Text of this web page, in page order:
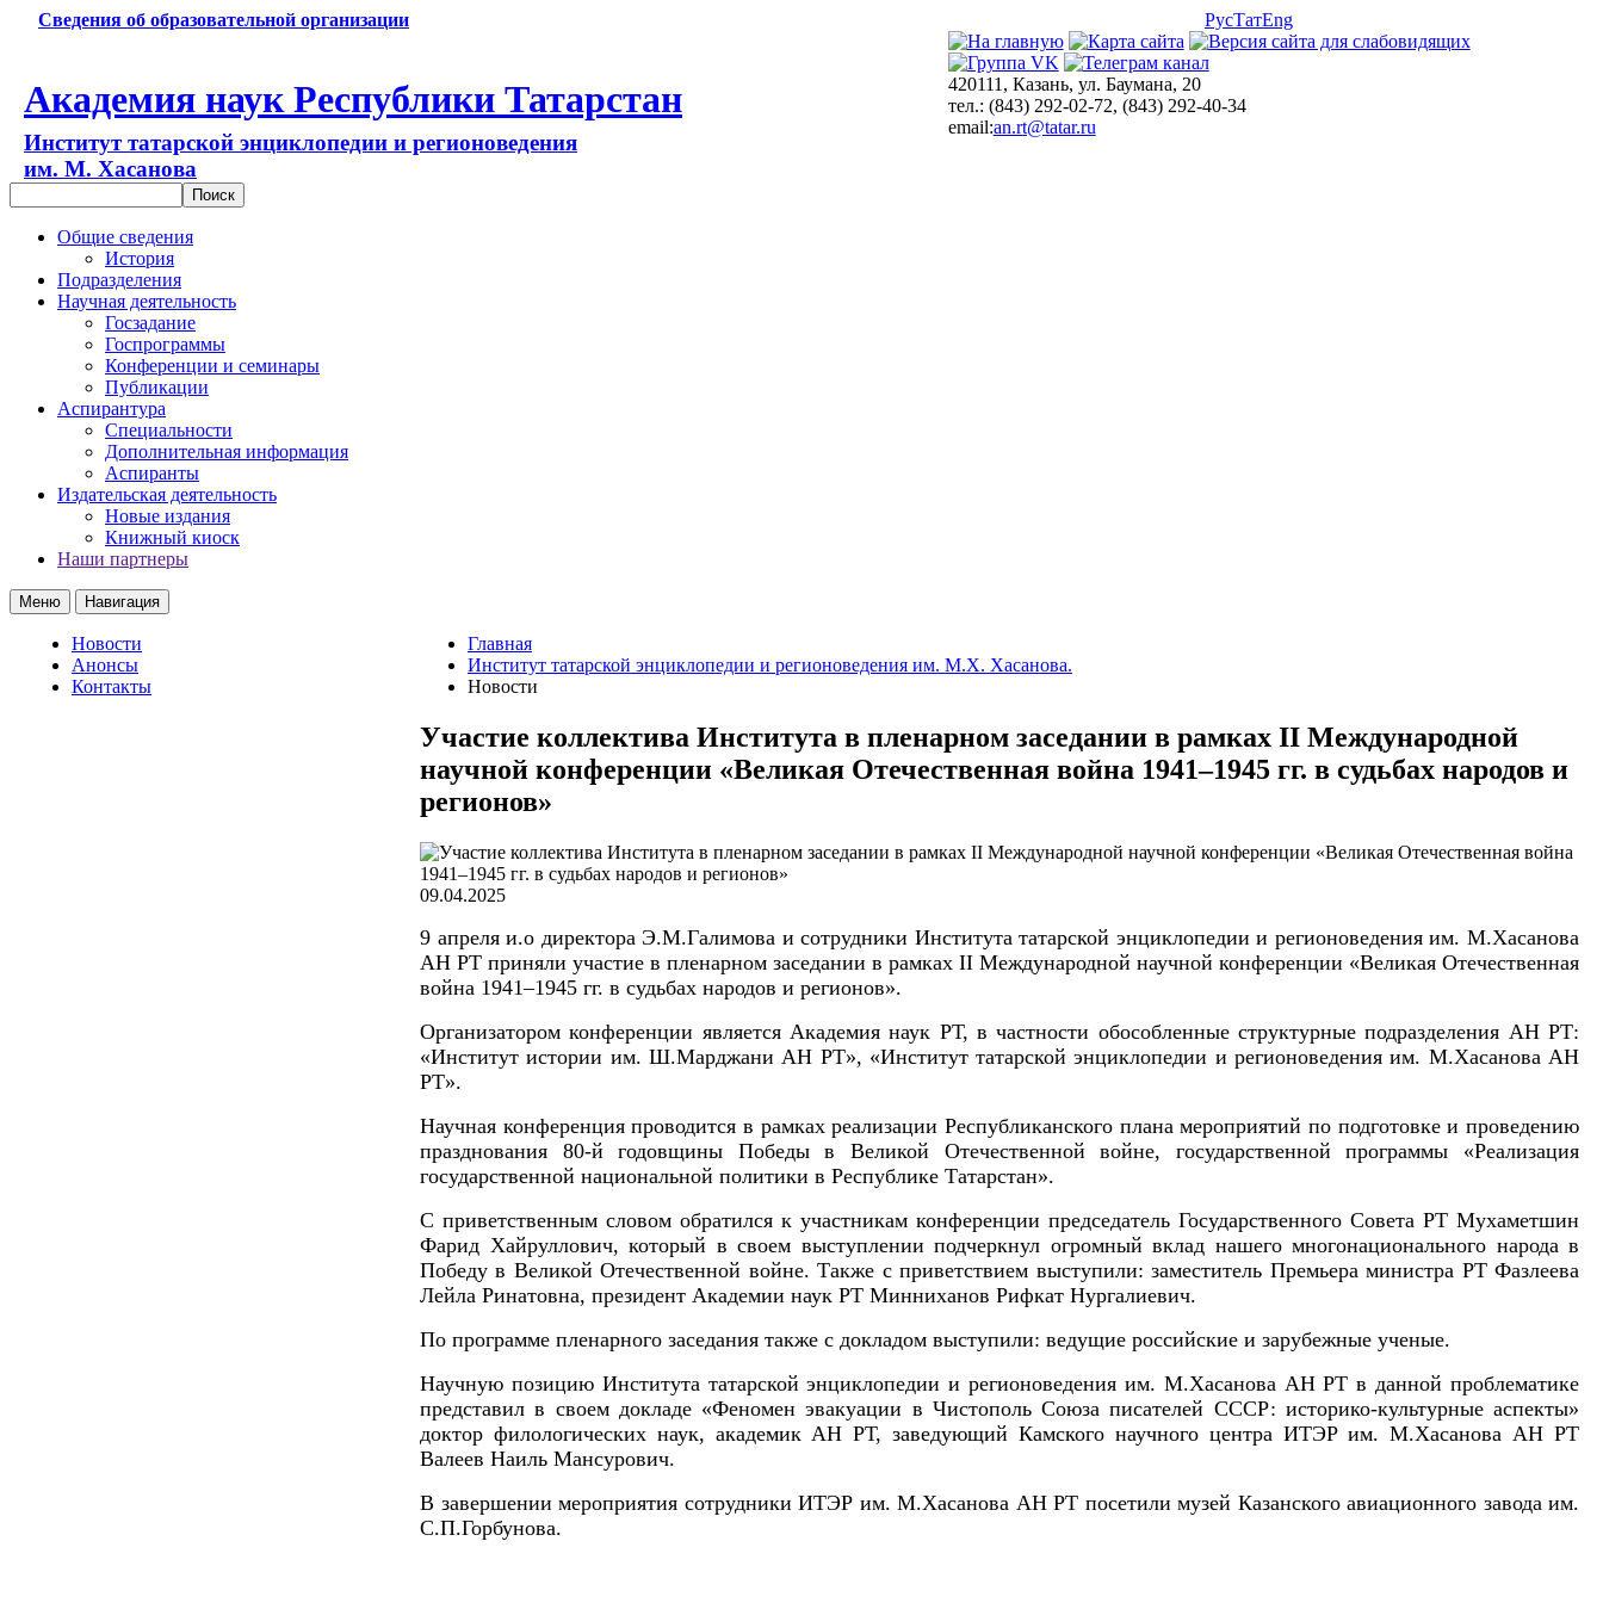
Сведения об образовательной организации РусТатEng
Академия наук Республики Татарстан
Институт татарской энциклопедии и регионоведения
им. М. Хасанова
420111, Казань, ул. Баумана, 20
тел.: (843) 292-02-72, (843) 292-40-34
email:an.rt@tatar.ru
Общие сведения
История
Подразделения
Научная деятельность
Госзадание
Госпрограммы
Конференции и семинары
Публикации
Аспирантура
Специальности
Дополнительная информация
Аспиранты
Издательская деятельность
Новые издания
Книжный киоск
Наши партнеры
Меню Навигация
Новости
Анонсы
Контакты
Главная
Институт татарской энциклопедии и регионоведения им. М.Х. Хасанова.
Новости
Участие коллектива Института в пленарном заседании в рамках II Международной
научной конференции «Великая Отечественная война 1941–1945 гг. в судьбах народов и
регионов»
09.04.2025
9 апреля и.о директора Э.М.Галимова и сотрудники Института татарской энциклопедии и регионоведения им. М.Хасанова
АН РТ приняли участие в пленарном заседании в рамках II Международной научной конференции «Великая Отечественная
война 1941–1945 гг. в судьбах народов и регионов».
Организатором конференции является Академия наук РТ, в частности обособленные структурные подразделения АН РТ:
«Институт истории им. Ш.Марджани АН РТ», «Институт татарской энциклопедии и регионоведения им. М.Хасанова АН
РТ».
Научная конференция проводится в рамках реализации Республиканского плана мероприятий по подготовке и проведению
празднования 80-й годовщины Победы в Великой Отечественной войне, государственной программы «Реализация
государственной национальной политики в Республике Татарстан».
С приветственным словом обратился к участникам конференции председатель Государственного Совета РТ Мухаметшин
Фарид Хайруллович, который в своем выступлении подчеркнул огромный вклад нашего многонационального народа в
Победу в Великой Отечественной войне. Также с приветствием выступили: заместитель Премьера министра РТ Фазлеева
Лейла Ринатовна, президент Академии наук РТ Минниханов Рифкат Нургалиевич.
По программе пленарного заседания также с докладом выступили: ведущие российские и зарубежные ученые.
Научную позицию Института татарской энциклопедии и регионоведения им. М.Хасанова АН РТ в данной проблематике
представил в своем докладе «Феномен эвакуации в Чистополь Союза писателей СССР: историко-культурные аспекты»
доктор филологических наук, академик АН РТ, заведующий Камского научного центра ИТЭР им. М.Хасанова АН РТ
Валеев Наиль Мансурович.
В завершении мероприятия сотрудники ИТЭР им. М.Хасанова АН РТ посетили музей Казанского авиационного завода им.
С.П.Горбунова.